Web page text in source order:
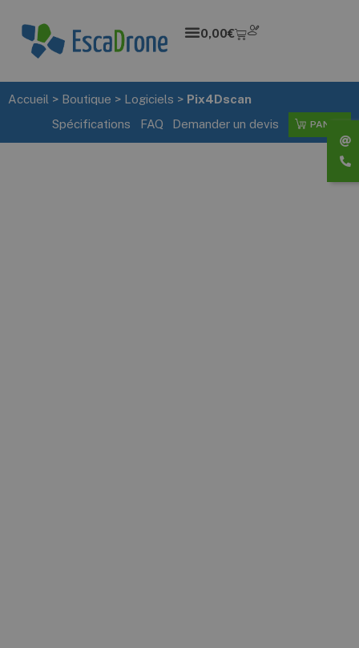
0,00€
Accueil > Boutique > Logiciels > Pix4Dscan
Spécifications
FAQ Demander un devis PANIER